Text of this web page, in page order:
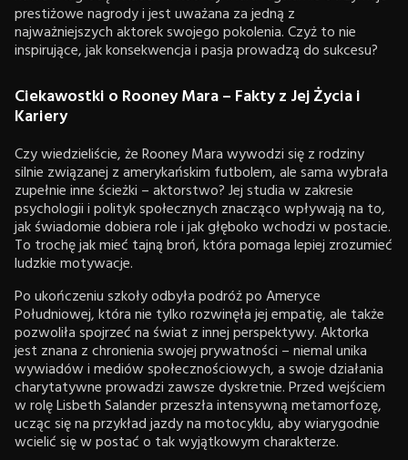
prestiżowe nagrody i jest uważana za jedną z
najważniejszych aktorek swojego pokolenia. Czyż to nie
inspirujące, jak konsekwencja i pasja prowadzą do sukcesu?
Ciekawostki o Rooney Mara – Fakty z Jej Życia i
Kariery
Czy wiedzieliście, że Rooney Mara wywodzi się z rodziny
silnie związanej z amerykańskim futbolem, ale sama wybrała
zupełnie inne ścieżki – aktorstwo? Jej studia w zakresie
psychologii i polityk społecznych znacząco wpływają na to,
jak świadomie dobiera role i jak głęboko wchodzi w postacie.
To trochę jak mieć tajną broń, która pomaga lepiej zrozumieć
ludzkie motywacje.
Po ukończeniu szkoły odbyła podróż po Ameryce
Południowej, która nie tylko rozwinęła jej empatię, ale także
pozwoliła spojrzeć na świat z innej perspektywy. Aktorka
jest znana z chronienia swojej prywatności – niemal unika
wywiadów i mediów społecznościowych, a swoje działania
charytatywne prowadzi zawsze dyskretnie. Przed wejściem
w rolę Lisbeth Salander przeszła intensywną metamorfozę,
ucząc się na przykład jazdy na motocyklu, aby wiarygodnie
wcielić się w postać o tak wyjątkowym charakterze.